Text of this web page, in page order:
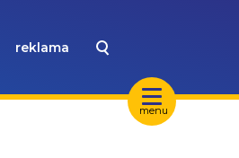
menu
reklama